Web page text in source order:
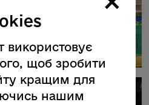
використовує
щоб зробити
кращим для
нашим